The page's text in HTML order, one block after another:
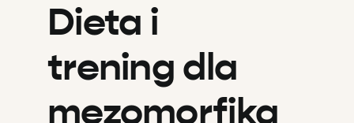
Dieta i
trening dla
mezomorfika